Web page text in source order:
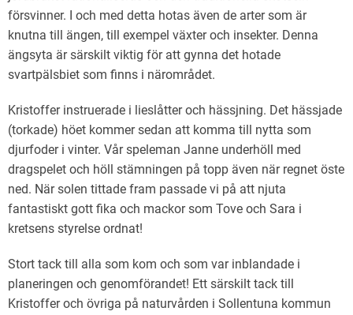
försvinner. I och med detta hotas även de arter som är
knutna till ängen, till exempel växter och insekter. Denna
ängsyta är särskilt viktig för att gynna det hotade
svartpälsbiet som finns i närområdet.
Kristoffer instruerade i lieslåtter och hässjning. Det hässjade
(torkade) höet kommer sedan att komma till nytta som
djurfoder i vinter. Vår speleman Janne underhöll med
dragspelet och höll stämningen på topp även när regnet öste
ned. När solen tittade fram passade vi på att njuta
fantastiskt gott fika och mackor som Tove och Sara i
kretsens styrelse ordnat!
Stort tack till alla som kom och som var inblandade i
planeringen och genomförandet! Ett särskilt tack till
Kristoffer och övriga på naturvården i Sollentuna kommun